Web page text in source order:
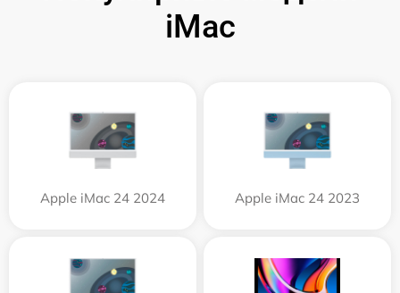
iMac
Apple iMac 24 2024 Apple iMac 24 2023